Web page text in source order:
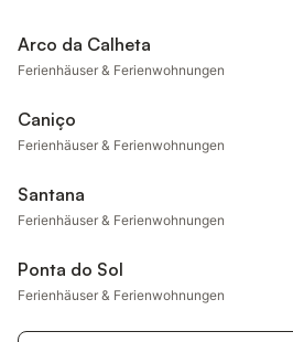
Arco da Calheta
Ferienhäuser & Ferienwohnungen
Caniço
Ferienhäuser & Ferienwohnungen
Santana
Ferienhäuser & Ferienwohnungen
Ponta do Sol
Ferienhäuser & Ferienwohnungen